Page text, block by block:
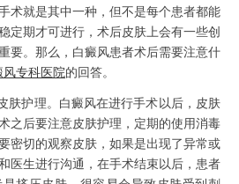
术就是其中一种，但不是每个患者都能
定期才可进行，术后皮肤上会有一些创
要。那么，白癜风患者术后需要注意什
风专科医院的回答。
肤护理。白癜风在进行手术以后，皮肤
之后要注意皮肤护理，定期的使用消毒
密切的观察皮肤，如果是出现了异常或
医生进行沟通，在手术结束以后，患者